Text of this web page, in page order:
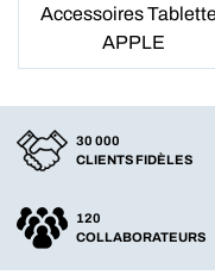
Accessoires
APPLE
30 000
CLIENTS FIDÈLES
120
COLLABORATEURS